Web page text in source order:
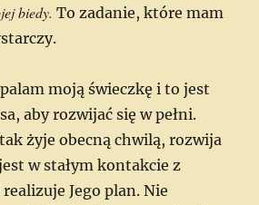
biedy.To zadanie, które mam
moją świeczkę i to jest
aby rozwijać się w pełni.
żyje obecną chwilą, rozwija
w stałym kontakcie z
Jego plan. Nie